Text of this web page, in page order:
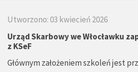
Utworzono: 03 kwiecień 2026
Urząd Skarbowy we Włocławku
z KSeF
Głównym założeniem szkoleń jest